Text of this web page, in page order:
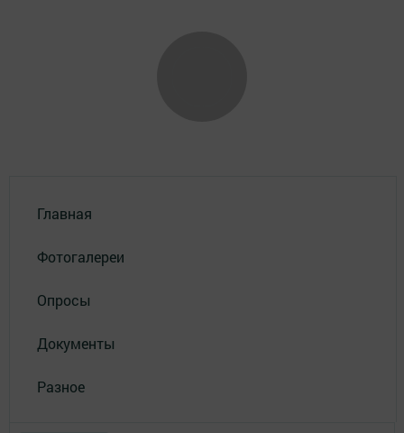
Главная
Фотогалереи
Опросы
Документы
Разное